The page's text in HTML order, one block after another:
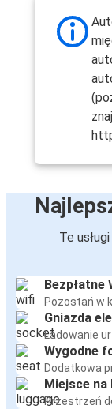
Te
Bezpłatne
Pozostań w
Gniazda
Ładowanie
Wygodne
Dodatkowa
Miejsce na
Przestrzeń